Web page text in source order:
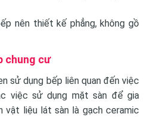
nên thiết kế phẳng, không gồ
chung cư
sử dụng bếp liên quan đến việc
việc sử dụng mặt sàn để gia
vật liệu lát sàn là gạch ceramic